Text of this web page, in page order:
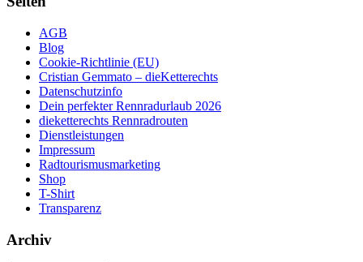
AGB
Blog
Cookie-Richtlinie (EU)
Cristian Gemmato – dieKetterechts
Datenschutzinfo
Dein perfekter Rennradurlaub 2026
dieketterechts Rennradrouten
Dienstleistungen
Impressum
Radtourismusmarketing
Shop
T-Shirt
Transparenz
Archiv